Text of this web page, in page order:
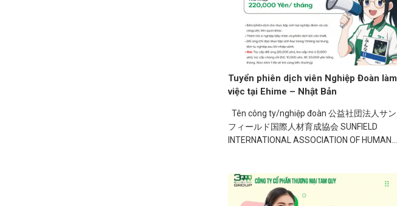
Tuyển phiên dịch viên Nghiệp Đoàn làm
việc tại Ehime – Nhật Bản
Tên công ty/nghiệp đoàn 公益社団法人サン
フィールド国際人材育成協会 SUNFIELD
INTERNATIONAL ASSOCIATION OF HUMAN